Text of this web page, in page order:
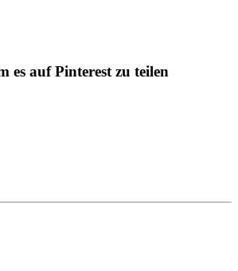
es auf Pinterest zu teilen